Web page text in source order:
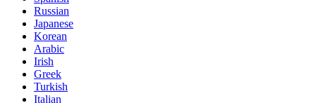
Russian
Japanese
Korean
Arabic
Irish
Greek
Turkish
Italian